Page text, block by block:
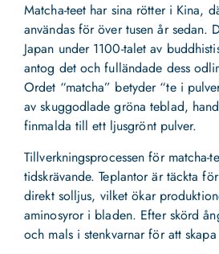
Matcha-teet har sina rötter i Kina,
användas för över tusen år sedan.
Japan under 1100-talet av
antog det och fulländade dess
Ordet “matcha” betyder “te i
av skuggodlade gröna teblad,
finmalda till ett ljusgrönt pulver.
Tillverkningsprocessen för matcha-
tidskrävande. Teplantor är täckta
direkt solljus, vilket ökar
aminosyror i bladen. Efter skörd
och mals i stenkvarnar för att